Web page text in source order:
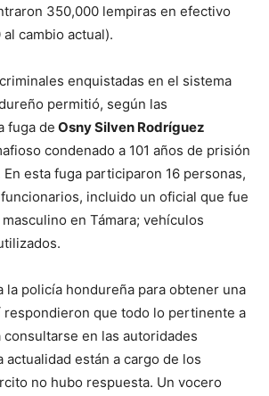
350,000 lempiras en efectivo
cambio actual).
enquistadas en el sistema
permitió, según las
fuga de Osny Silven Rodríguez
condenado a 101 años de prisión
esta fuga participaron 16 personas,
incluido un oficial que fue
en Támara; vehículos
la policía hondureña para obtener una
respondieron que todo lo pertinente a
consultarse en las autoridades
actualidad están a cargo de los
no hubo respuesta. Un vocero